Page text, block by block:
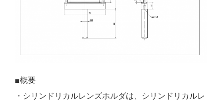
■概要
・シリンドリカルレンズホルダは、シリンドリカルレ